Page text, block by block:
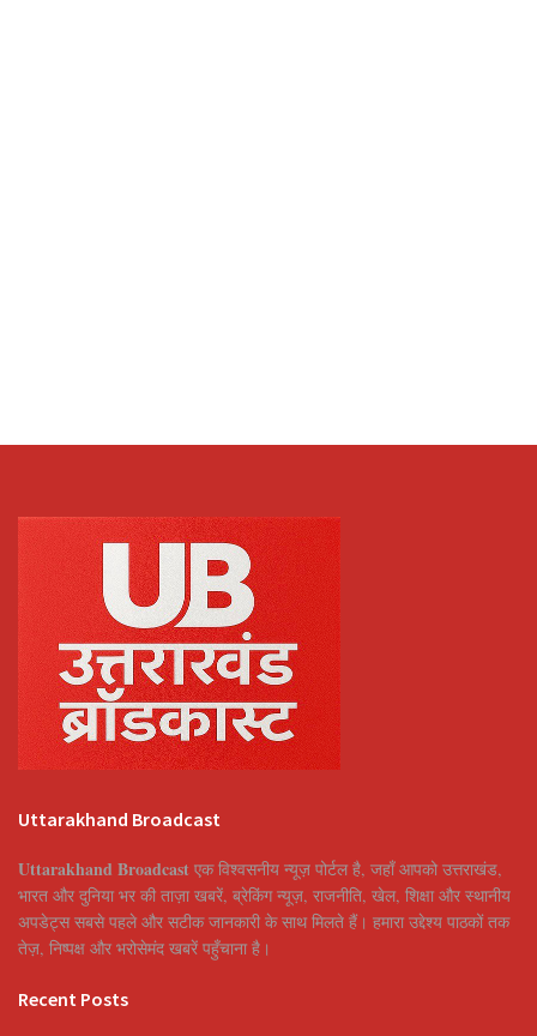
Uttarakhand Broadcast
Uttarakhand Broadcast एक विश्वसनीय न्यूज़ पोर्टल है, जहाँ आपको उत्तराखंड,
भारत और दुनिया भर की ताज़ा खबरें, ब्रेकिंग न्यूज़, राजनीति, खेल, शिक्षा और स्थानीय
अपडेट्स सबसे पहले और सटीक जानकारी के साथ मिलते हैं। हमारा उद्देश्य पाठकों तक
तेज़, निष्पक्ष और भरोसेमंद खबरें पहुँचाना है।
Recent Posts